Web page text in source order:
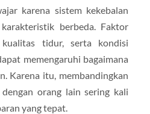
karena sistem kekebalan
berbeda. Faktor
tidur, serta kondisi
memengaruhi bagaimana
Karena itu, membandingkan
dengan orang lain sering kali
yang tepat.